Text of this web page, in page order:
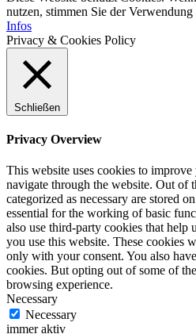
nutzen, stimmen Sie der
Infos
Privacy & Cookies Policy
Schließen
Privacy Overview
This website uses cookies to
navigate through the website. Out of
categorized as necessary are stored
essential for the working of basic
also use third-party cookies that help
you use this website. These cookies
only with your consent. You also
cookies. But opting out of some of
browsing experience.
Necessary
Necessary
immer aktiv